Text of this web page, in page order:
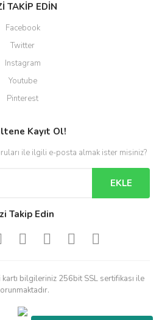
TAKİP EDİN
Facebook
Twitter
Instagram
Youtube
Pinterest
Kayıt Ol!
ile ilgili e-posta almak ister misiniz?
EKLE
Takip Edin
kartı bilgileriniz 256bit SSL sertifikası ile